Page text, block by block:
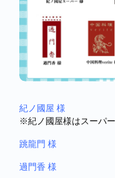
紀ノ國屋 様
※紀ノ國屋様はスーパ
跳龍門 様
過門香 様